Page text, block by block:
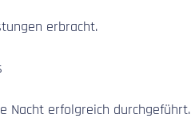
erbracht.
Nacht erfolgreich durchgeführt.